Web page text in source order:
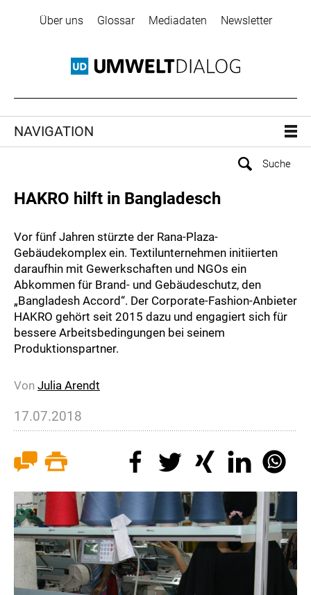
Über uns Glossar Mediadaten Newsletter
NAVIGATION
HAKRO hilft in Bangladesch
Vor fünf Jahren stürzte der Rana-Plaza-
Gebäudekomplex ein. Textilunternehmen initiierten
daraufhin mit Gewerkschaften und NGOs ein
Abkommen für Brand- und Gebäudeschutz, den
„Bangladesh Accord“. Der Corporate-Fashion-Anbieter
HAKRO gehört seit 2015 dazu und engagiert sich für
bessere Arbeitsbedingungen bei seinem
Produktionspartner.
Von Julia Arendt
17.07.2018